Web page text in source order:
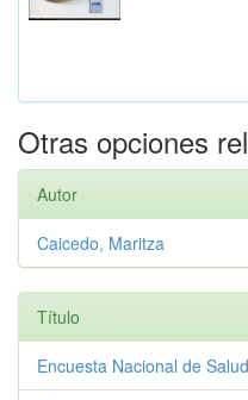
Otras opciones
Autor
Caicedo, Maritza
Título
Encuesta Nacional de Salud